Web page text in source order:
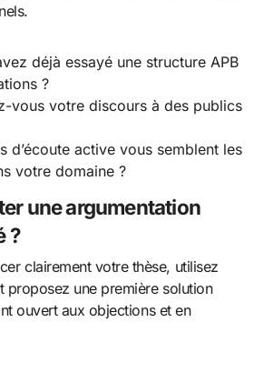
déjà essayé une structure APB
?
vous votre discours à des publics
d’écoute active vous semblent les
votre domaine ?
une argumentation
?
clairement votre thèse, utilisez
proposez une première solution
ouvert aux objections et en